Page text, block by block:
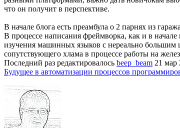
что он получит в перспективе.
В начале блога есть преамбула о 2 парнях из
В процессе написания фреймворка, как и в
изучения машинных языков с нереально большим
сопутствующего хлама в процессе работы на
Последний раз редактировалось beep_beam 21 мар
Будущее в автоматизации процессов